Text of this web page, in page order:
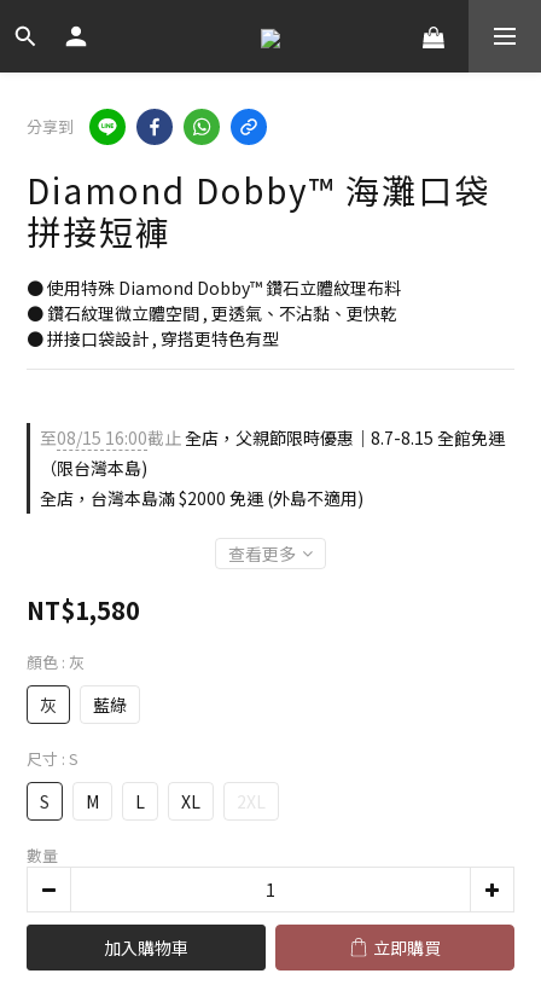
分享到
Diamond Dobby™ 海灘口袋
拼接短褲
● 使用特殊 Diamond Dobby™ 鑽石立體紋理布料
● 鑽石紋理微立體空間 , 更透氣、不沾黏、更快乾
● 拼接口袋設計 , 穿搭更特色有型
至08/15 16:00截止全店，父親節限時優惠｜8.7-8.15 全館免運
（限台灣本島)
全店，台灣本島滿 $2000 免運 (外島不適用)
查看更多
NT$1,580
顏色 : 灰
灰 藍綠
尺寸 : S
S M L XL 2XL
數量
加入購物車 立即購買